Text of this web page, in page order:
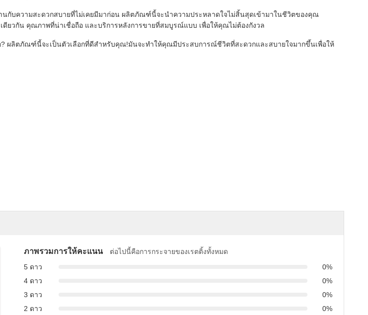
บความสะดวกสบายที่ไม่เคยมีมาก่อน ผลิตภัณฑ์นี้จะนําความประหลาดใจไม่สิ้นสุดเข้ามาในชีวิตของคุณ
ยวกัน คุณภาพที่น่าเชื่อถือ และบริการหลังการขายที่สมบูรณ์แบบ เพื่อให้คุณไม่ต้องกังวล
ลิตภัณฑ์นี้จะเป็นตัวเลือกที่ดีสําหรับคุณ!มันจะทําให้คุณมีประสบการณ์ชีวิตที่สะดวกและสบายใจมากขึ้นเพื่อให้
ภาพรวมการให้คะแนน
ต่อไปนี้คือการกระจายของเรตติ้งทั้งหมด
5 ดาว
0%
4 ดาว
0%
3 ดาว
0%
2 ดาว
0%